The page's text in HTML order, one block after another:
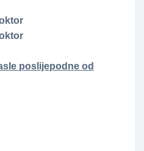
poslijepodne od